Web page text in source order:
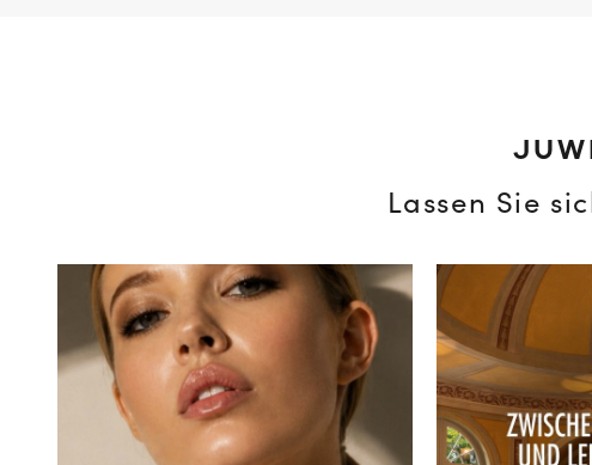
Lassen Sie